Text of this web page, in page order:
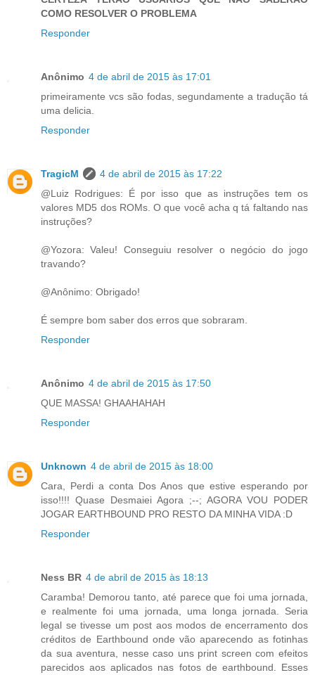
COMO RESOLVER O PROBLEMA
Responder
Anônimo 4 de abril de 2015 às 17:01
primeiramente vcs são fodas, segundamente a tradução tá
uma delicia.
Responder
TragicM
4 de abril de 2015 às 17:22
@Luiz Rodrigues: É por isso que as instruções tem os
valores MD5 dos ROMs. O que você acha q tá faltando nas
instruções?
@Yozora: Valeu! Conseguiu resolver o negócio do jogo
travando?
@Anônimo: Obrigado!
É sempre bom saber dos erros que sobraram.
Responder
Anônimo 4 de abril de 2015 às 17:50
QUE MASSA! GHAAHAHAH
Responder
Unknown 4 de abril de 2015 às 18:00
Cara, Perdi a conta Dos Anos que estive esperando por
isso!!!! Quase Desmaiei Agora ;--; AGORA VOU PODER
JOGAR EARTHBOUND PRO RESTO DA MINHA VIDA :D
Responder
Ness BR 4 de abril de 2015 às 18:13
Caramba! Demorou tanto, até parece que foi uma jornada,
e realmente foi uma jornada, uma longa jornada. Seria
legal se tivesse um post aos modos de encerramento dos
créditos de Earthbound onde vão aparecendo as fotinhas
da sua aventura, nesse caso uns print screen com efeitos
parecidos aos aplicados nas fotos de earthbound. Esses